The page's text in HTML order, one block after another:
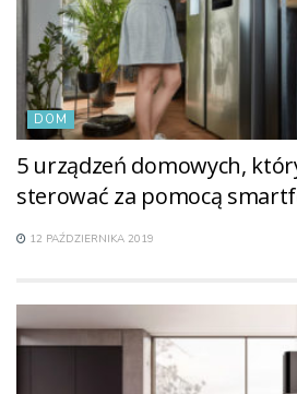
DOM
5 urządzeń domowych,
sterować za pomocą
12 PAŹDZIERNIKA 2019